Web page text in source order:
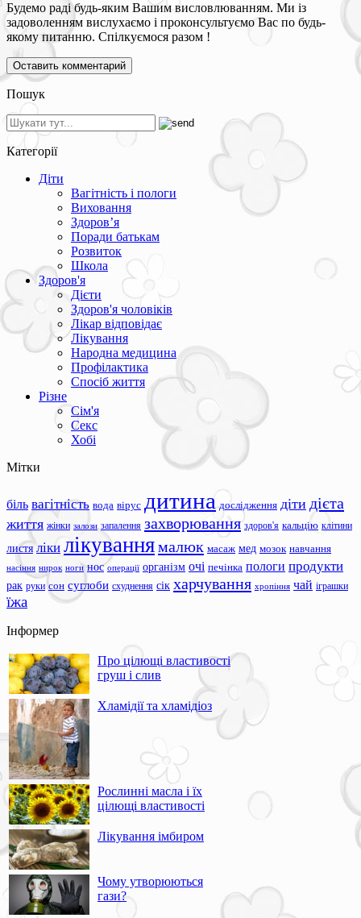
Будемо раді будь-яким Вашим висловлюванням. Ми із
задоволенням вислухаємо і проконсультуємо Вас по будь-
якому питанню. Спілкуємося разом !
Пошук
Категорії
Діти
Вагітність і пологи
Виховання
Здоров’я
Поради батькам
Розвиток
Школа
Здоров'я
Дієти
Здоров'я чоловіків
Лікар відповідає
Лікування
Народна медицина
Профілактика
Спосіб життя
Різне
Сім'я
Секс
Хобі
Мітки
біль вагітність вода вірус дитина дослідження діти дієта
життя жінки залози запалення захворювання здоров'я кальцію клітини
листя ліки лікуваннямалюк масаж мед мозок навчання
насіння нирок ноги нос операції організм очі печінка пологи продукти
рак руки сон суглоби схуднення сік харчування хропіння чай іграшки
їжа
Інформер
Про цілющі властивості
груш і слив
Хламідії та хламідіоз
Рослинні масла і їх
цілющі властивості
Лікування імбиром
Чому утворюються
гази?